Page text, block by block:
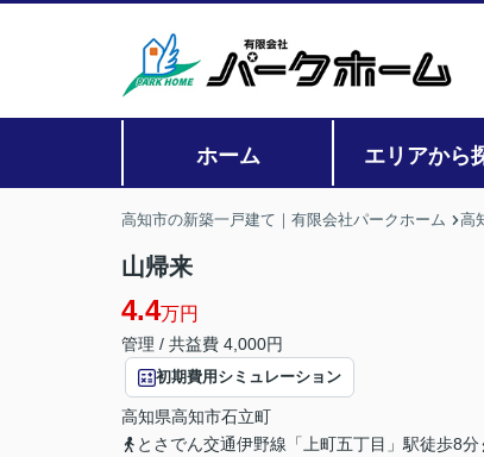
ホーム エリアから
高知市の新築一戸建て｜有限会社パークホーム 高
山帰来
4.4万円
管理 / 共益費 4,000円
初期費用シミュレーション
高知県高知市石立町
とさでん交通伊野線「上町五丁目」駅徒歩8分